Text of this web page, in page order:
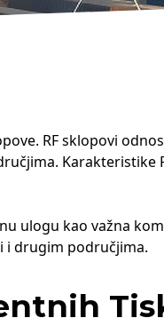
RF sklopovi
Karakteristike
ulogu kao važna
i drugim područjima.